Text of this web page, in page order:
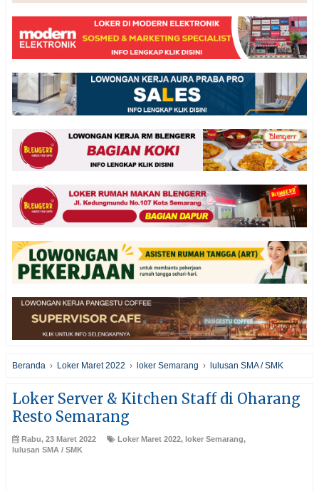
Beranda › Loker Maret 2022 › loker Semarang › lulusan SMA / SMK
Loker Server & Kitchen Staff di Oharang
Resto Semarang
Rabu, 23 Maret 2022 Loker Maret 2022, loker Semarang,
lulusan SMA / SMK